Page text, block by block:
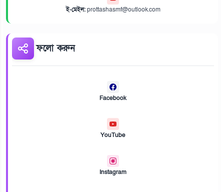
ই-মেইল:prottashasmf@outlook.com
ফলো করুন
Facebook
YouTube
Instagram